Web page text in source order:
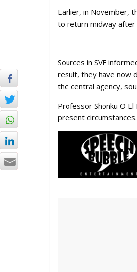
Earlier, in November,
to return midway after
Sources in SVF
result, they have now
the central agency,
Professor Shonku O
present circumstances.